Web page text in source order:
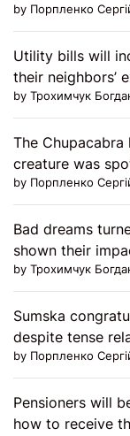
by Порпленко
Utility bills will
their neighbors’
by Трохимчук
The Chupacabra
creature was
by Порпленко
Bad dreams
shown their
by Трохимчук
Sumska
despite tense
by Порпленко
Pensioners will
how to receive